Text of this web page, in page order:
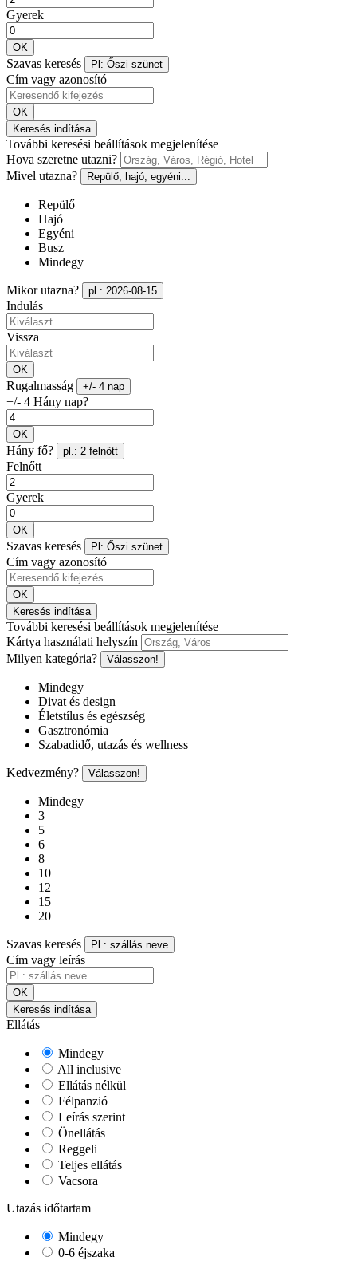
Gyerek
OK
Szavas keresés Pl: Őszi szünet
Cím vagy azonosító
OK
Keresés indítása
További keresési beállítások megjelenítése
Hova szeretne utazni?
Mivel utazna?
Repülő, hajó, egyéni...
Repülő
Hajó
Egyéni
Busz
Mindegy
Mikor utazna? pl.: 2026-08-15
Indulás
Vissza
OK
Rugalmasság +/- 4 nap
+/- 4 Hány nap?
OK
Hány fő? pl.: 2 felnőtt
Felnőtt
Gyerek
OK
Szavas keresés Pl: Őszi szünet
Cím vagy azonosító
OK
Keresés indítása
További keresési beállítások megjelenítése
Kártya használati helyszín
Milyen kategória?
Válasszon!
Mindegy
Divat és design
Életstílus és egészség
Gasztronómia
Szabadidő, utazás és wellness
Kedvezmény? Válasszon!
Mindegy
3
5
6
8
10
12
15
20
Szavas keresés Pl.: szállás neve
Cím vagy leírás
OK
Keresés indítása
Ellátás
Mindegy
All inclusive
Ellátás nélkül
Félpanzió
Leírás szerint
Önellátás
Reggeli
Teljes ellátás
Vacsora
Utazás időtartam
Mindegy
0-6 éjszaka